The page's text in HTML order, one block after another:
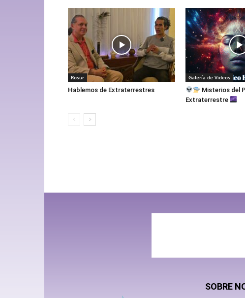
Rosur
Hablemos de Extraterrestres
Galería de Videos
Misterios del
Extraterrestre
SOBRE